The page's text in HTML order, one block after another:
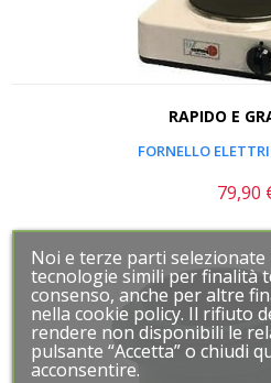
RAPIDO E
FORNELLO
Prezzo
79,90
Noi e terze parti
tecnologie simili per finalità
consenso, anche per altre
nella cookie policy. Il rifiuto
rendere non disponibili le
pulsante “Accetta” o chiudi
acconsentire.
Noi e terze parti
tecnologie simili per finalità
consenso, anche per altre
nella cookie policy. Il rifiuto
rendere non disponibili le
pulsante “Accetta” o chiudi
acconsentire.